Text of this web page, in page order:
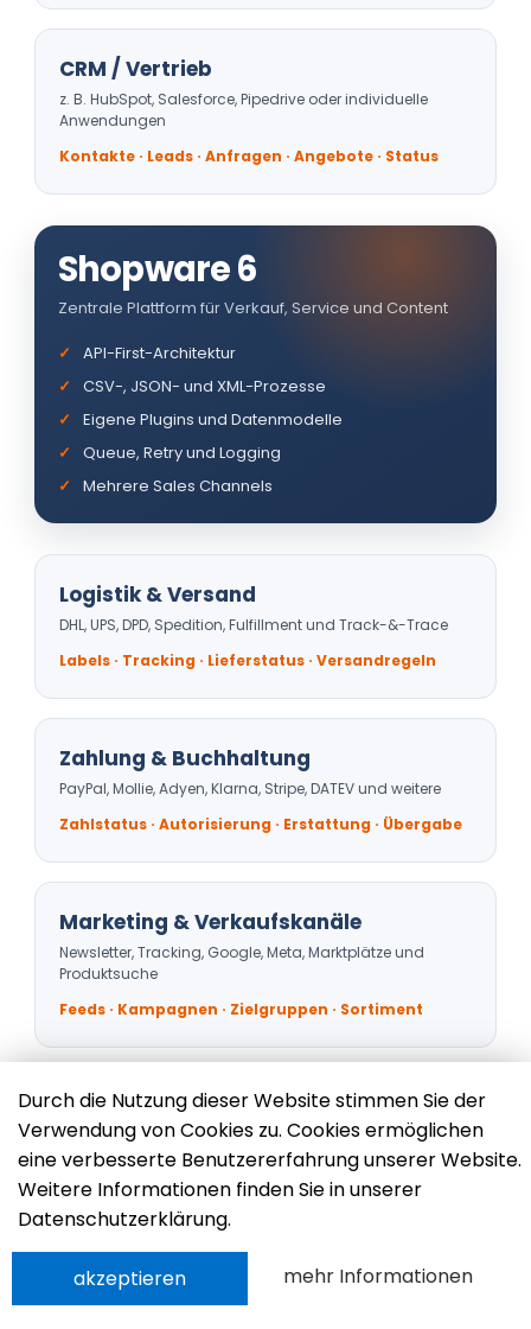
CRM / Vertrieb
z. B. HubSpot, Salesforce, Pipedrive oder individuelle
Anwendungen
Kontakte · Leads · Anfragen · Angebote · Status
Shopware 6
Zentrale Plattform für Verkauf, Service und Content
API-First-Architektur
CSV-, JSON- und XML-Prozesse
Eigene Plugins und Datenmodelle
Queue, Retry und Logging
Mehrere Sales Channels
Logistik & Versand
DHL, UPS, DPD, Spedition, Fulfillment und Track-&-Trace
Labels · Tracking · Lieferstatus · Versandregeln
Zahlung & Buchhaltung
PayPal, Mollie, Adyen, Klarna, Stripe, DATEV und weitere
Zahlstatus · Autorisierung · Erstattung · Übergabe
Marketing & Verkaufskanäle
Newsletter, Tracking, Google, Meta, Marktplätze und
Produktsuche
Feeds · Kampagnen · Zielgruppen · Sortiment
1. Führende Systeme festlegen
Für jede Datenart wird eine verlässliche Quelle definiert.
Nicht alles muss in Echtzeit laufen. Frequenz und
Umfang folgen dem Prozess.
Durch die Nutzung dieser Website stimmen Sie der
Verwendung von Cookies zu. Cookies ermöglichen
eine verbesserte Benutzererfahrung unserer Website.
Weitere Informationen finden Sie in unserer
Datenschutzerklärung.
akzeptieren mehr Informationen